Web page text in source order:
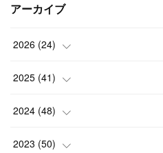
アーカイブ
2026 (24)
(1)
(3)
(2)
2025 (41)
(4)
(4)
2024 (48)
(3)
2023 (50)